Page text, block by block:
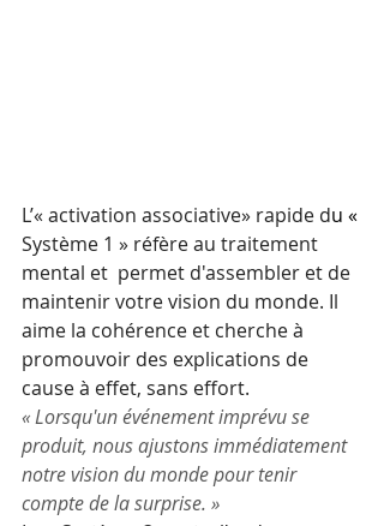
L’« activation associative» rapide du «
Système 1 » réfère au traitement
mental et  permet d'assembler et de
maintenir votre vision du monde. Il
aime la cohérence et cherche à
promouvoir des explications de
cause à effet, sans effort.
« Lorsqu'un événement imprévu se
produit, nous ajustons immédiatement
notre vision du monde pour tenir
compte de la surprise. »